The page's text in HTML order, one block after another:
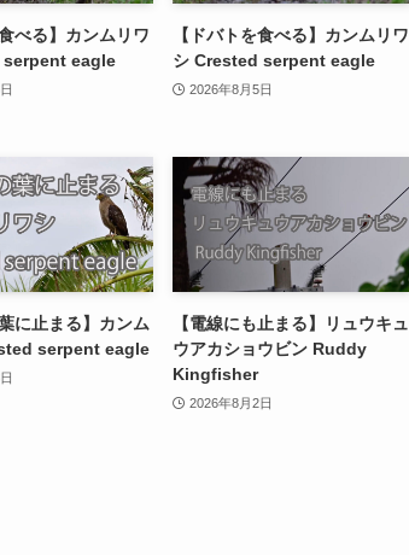
べる】カンムリワ
serpent eagle
【ドバトを食べる】カンムリワ
シ Crested serpent eagle
2026年8月5日
に止まる】カンム
serpent eagle
【電線にも止まる】リュウキュ
ウアカショウビン Ruddy
Kingfisher
2026年8月2日